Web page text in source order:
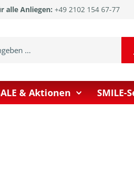
alle Anliegen: +49 2102 154 67-77
& Aktionen SMILE-